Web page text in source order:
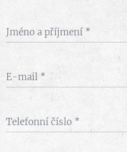
Jméno a příjmení
E-mail
Telefonní číslo